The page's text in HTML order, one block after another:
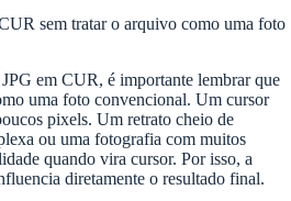
sem tratar o arquivo como uma foto
em CUR, é importante lembrar que
uma foto convencional. Um cursor
pixels. Um retrato cheio de
ou uma fotografia com muitos
quando vira cursor. Por isso, a
diretamente o resultado final.